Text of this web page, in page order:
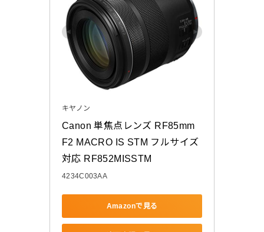
キヤノン
Canon 単焦点レンズ RF85mm
F2 MACRO IS STM フルサイズ
対応 RF852MISSTM
4234C003AA
Amazonで見る